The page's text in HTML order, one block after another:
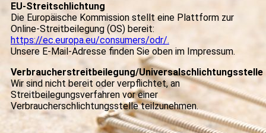
EU-Streitschlichtung
Die Europäische Kommission stellt eine Plattform zur
Online-Streitbeilegung (OS) bereit:
https://ec.europa.eu/consumers/odr/.
Unsere E-Mail-Adresse finden Sie oben im Impressum.
Verbraucherstreitbeilegung/Universalschlichtungsstelle
Wir sind nicht bereit oder verpflichtet, an
Streitbeilegungsverfahren vor einer
Verbraucherschlichtungsstelle teilzunehmen.